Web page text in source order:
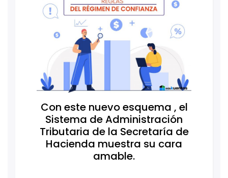
Con este nuevo esquema , el
Sistema de Administración
Tributaria de la Secretaría de
Hacienda muestra su cara
amable.